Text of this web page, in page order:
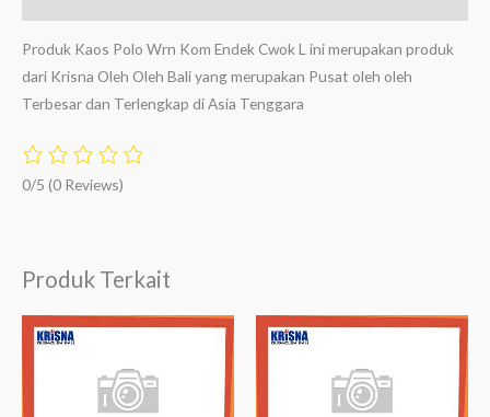
Produk Kaos Polo Wrn Kom Endek Cwok L ini merupakan produk
dari Krisna Oleh Oleh Bali yang merupakan Pusat oleh oleh
Terbesar dan Terlengkap di Asia Tenggara
0/5 (0 Reviews)
Produk Terkait